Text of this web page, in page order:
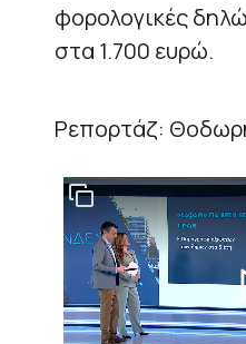
φορολογικές
στα 1.700 ευρώ.
Ρεπορτάζ: